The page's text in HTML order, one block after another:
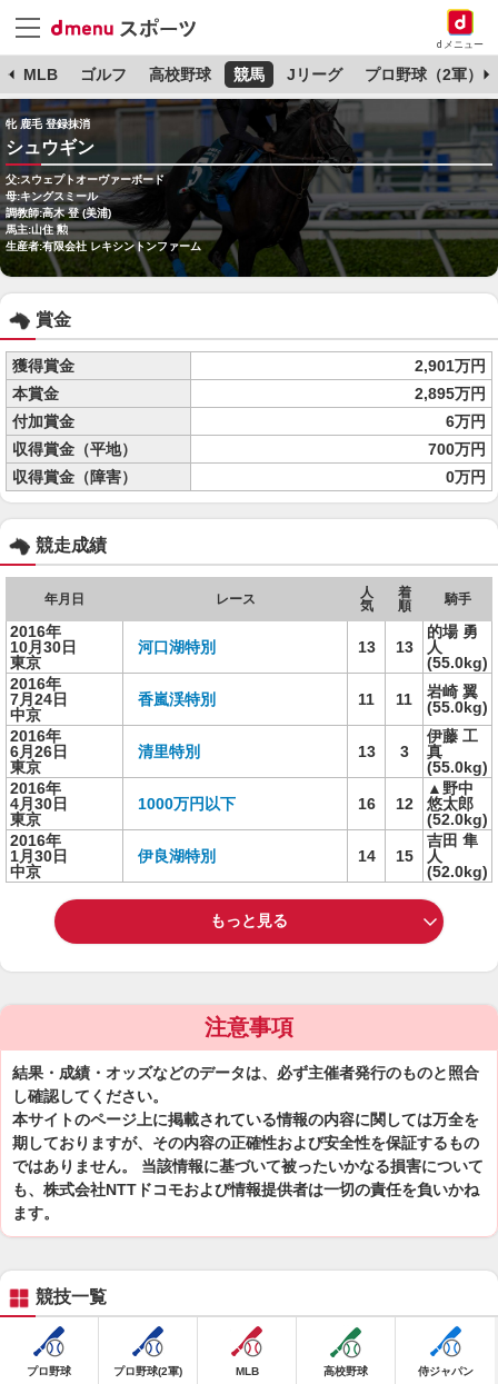
dメニュー
MLB ゴルフ 高校野球 競馬 Jリーグ プロ野球（2軍）
牝 鹿毛 登録抹消
シュウギン
父:スウェプトオーヴァーボード
母:キングスミール
調教師:高木 登 (美浦)
馬主:山住 勲
生産者:有限会社 レキシントンファーム
賞金
獲得賞金
2,901万円
本賞金
2,895万円
付加賞金
6万円
収得賞金（平地）
700万円
収得賞金（障害）
0万円
競走成績
年月日 レース
人
気
着
順
騎手
2016年
10月30日
東京
河口湖特別 13 13
的場 勇
人
(55.0kg)
2016年
7月24日
中京
香嵐渓特別 11 11
岩崎 翼
(55.0kg)
2016年
6月26日
東京
清里特別 13 3
伊藤 工
真
(55.0kg)
2016年
4月30日
東京
1000万円以下 16 12
▲野中
悠太郎
(52.0kg)
2016年
1月30日
中京
伊良湖特別 14 15
吉田 隼
人
(52.0kg)
もっと見る
注意事項
結果・成績・オッズなどのデータは、必ず主催者発行のものと照合
し確認してください。
本サイトのページ上に掲載されている情報の内容に関しては万全を
期しておりますが、その内容の正確性および安全性を保証するもの
ではありません。 当該情報に基づいて被ったいかなる損害について
も、株式会社NTTドコモおよび情報提供者は一切の責任を負いかね
ます。
競技一覧
プロ野球 プロ野球(2軍) MLB 高校野球 侍ジャパン